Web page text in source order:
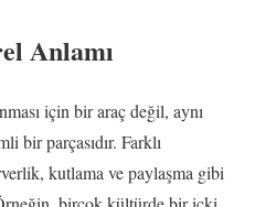
Anlamı
için bir araç değil, aynı
bir parçasıdır. Farklı
kutlama ve paylaşma gibi